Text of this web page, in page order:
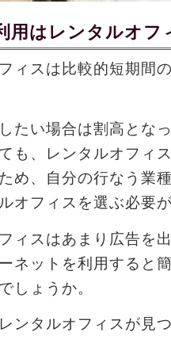
用はレンタルオフ
ィスは比較的短期間
たい場合は割高とな
も、レンタルオフィ
め、自分の行なう業
オフィスを選ぶ必要
ィスはあまり広告を
ネットを利用すると
しょうか。
ンタルオフィスが見